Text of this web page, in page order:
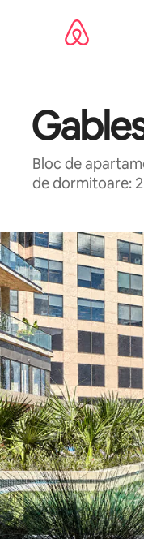
Bloc de
de dormitoare: